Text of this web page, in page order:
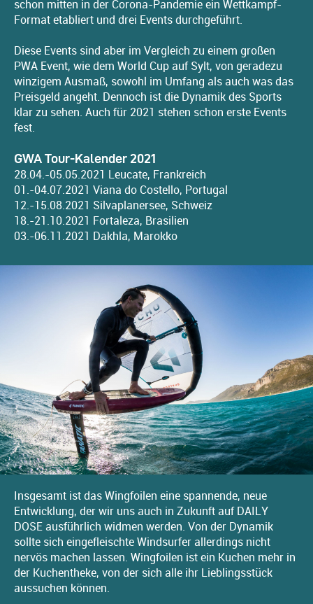
schon mitten in der Corona-Pandemie ein Wettkampf-
Format etabliert und drei Events durchgeführt.
Diese Events sind aber im Vergleich zu einem großen
PWA Event, wie dem World Cup auf Sylt, von geradezu
winzigem Ausmaß, sowohl im Umfang als auch was das
Preisgeld angeht. Dennoch ist die Dynamik des Sports
klar zu sehen. Auch für 2021 stehen schon erste Events
fest.
GWA Tour-Kalender 2021
28.04.-05.05.2021 Leucate, Frankreich
01.-04.07.2021 Viana do Costello, Portugal
12.-15.08.2021 Silvaplanersee, Schweiz
18.-21.10.2021 Fortaleza, Brasilien
03.-06.11.2021 Dakhla, Marokko
Insgesamt ist das Wingfoilen eine spannende, neue
Entwicklung, der wir uns auch in Zukunft auf DAILY
DOSE ausführlich widmen werden. Von der Dynamik
sollte sich eingefleischte Windsurfer allerdings nicht
nervös machen lassen. Wingfoilen ist ein Kuchen mehr in
der Kuchentheke, von der sich alle ihr Lieblingsstück
aussuchen können.